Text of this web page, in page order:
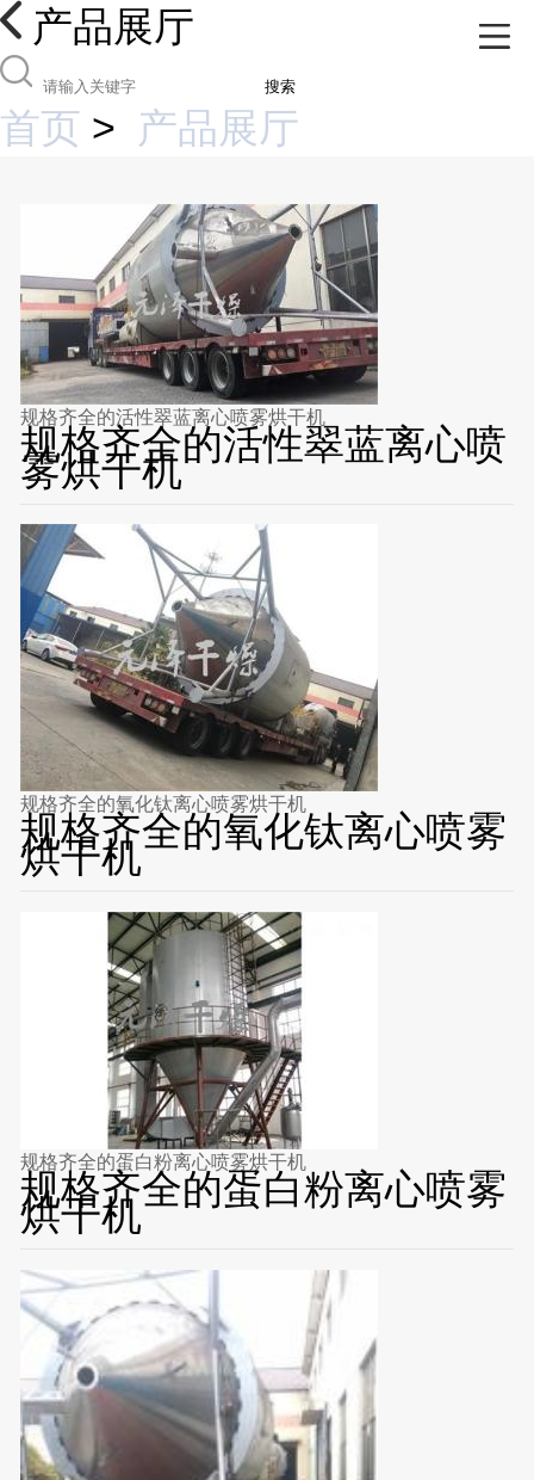
产品展厅
搜索
首页 > 产品展厅
规格齐全的活性翠蓝离心喷雾烘干机
规格齐全的活性翠蓝离心喷
雾烘干机
规格齐全的氧化钛离心喷雾烘干机
规格齐全的氧化钛离心喷雾
烘干机
规格齐全的蛋白粉离心喷雾烘干机
规格齐全的蛋白粉离心喷雾
烘干机